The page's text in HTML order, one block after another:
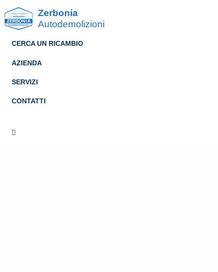
Zerbonia
Autodemolizioni
CERCA UN RICAMBIO
AZIENDA
SERVIZI
CONTATTI